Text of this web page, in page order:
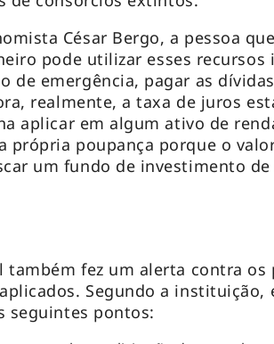
César Bergo, a pessoa
pode utilizar esses recursos
de emergência, pagar as
realmente, a taxa de juros
aplicar em algum ativo de
própria poupança porque o
um fundo de investimento de
também fez um alerta contra os
Segundo a instituição,
seguintes pontos: